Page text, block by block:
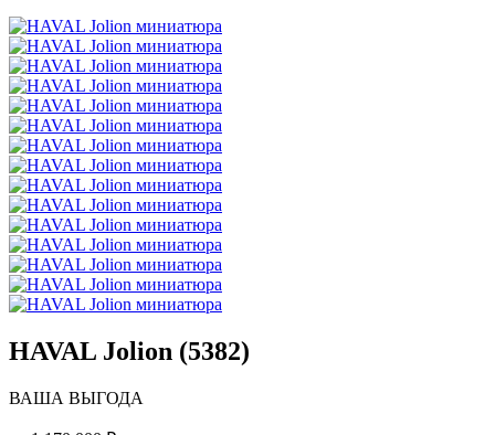
HAVAL Jolion (5382)
ВАША ВЫГОДА